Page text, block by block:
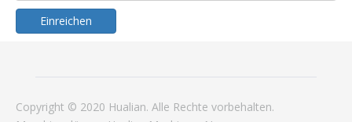
Einreichen
Copyright © 2020 Hualian. Alle Rechte vorbehalten.